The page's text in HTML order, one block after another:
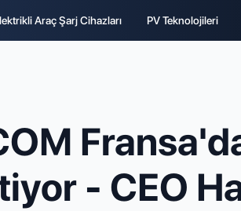
Araç Şarj Cihazları PV Teknolojileri
- CEO